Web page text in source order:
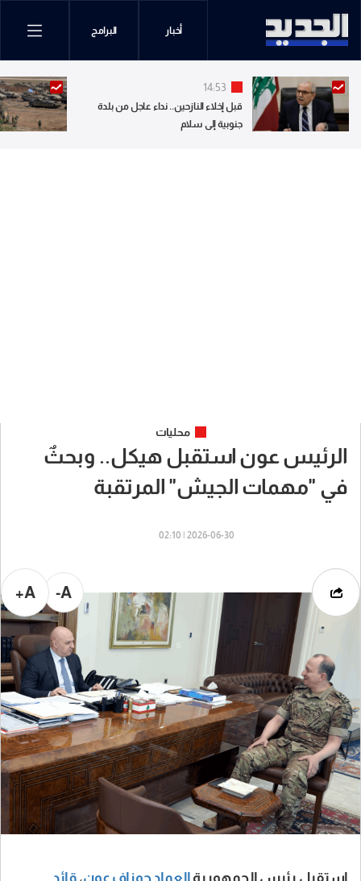
أخبار البرامج
14:53
قبل إخلاء النازحين.. نداء عاجل من بلدة
جنوبية إلى سلام
محليات
الرئيس عون استقبل هيكل.. وبحثٌ
في "مهمات الجيش" المرتقبة
2026-06-30 | 02:10
A-
A+